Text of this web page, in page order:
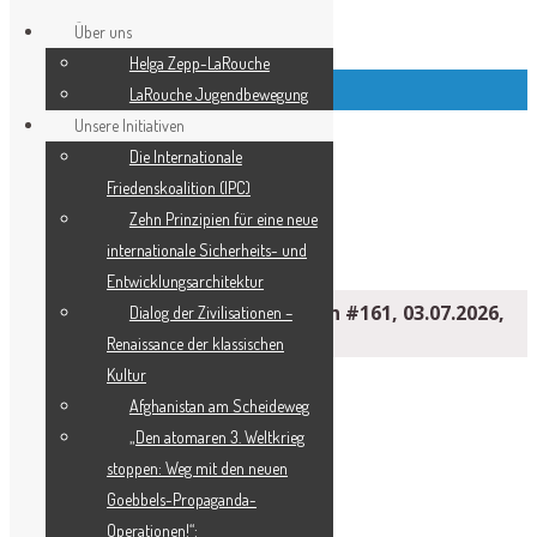
Top Left Link Buttons
Internationale Friedenskoalition #161, 03.07.2026,
18.00 Uhr
Über uns
Helga Zepp-LaRouche
LaRouche Jugendbewegung
Unsere Initiativen
Die Internationale
Friedenskoalition (IPC)
­Zehn Prinzipien für eine neue
internationale Sicherheits- und
Entwicklungsarchitektur
Dialog der Zivilisationen –
Renaissance der klassischen
Kultur
Afghanistan am Scheideweg
„Den atomaren 3. Weltkrieg
stoppen: Weg mit den neuen
Goebbels-Propaganda-
Operationen!“: